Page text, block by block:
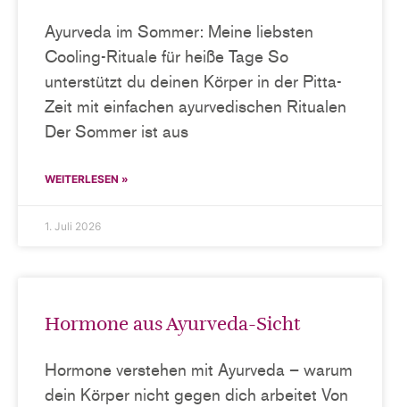
Ayurveda im Sommer: Meine liebsten
Cooling-Rituale für heiße Tage So
unterstützt du deinen Körper in der Pitta-
Zeit mit einfachen ayurvedischen Ritualen
Der Sommer ist aus
WEITERLESEN »
1. Juli 2026
Hormone aus Ayurveda-Sicht
Hormone verstehen mit Ayurveda – warum
dein Körper nicht gegen dich arbeitet Von